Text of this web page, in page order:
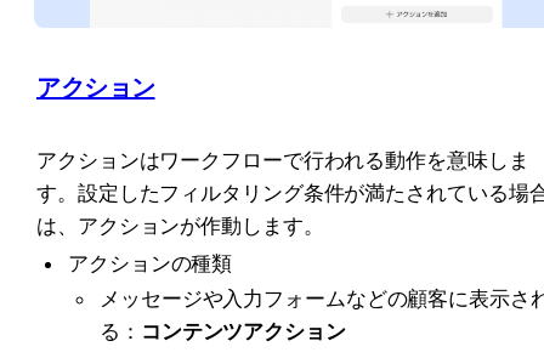
アクション
アクションはワークフローで行われる動作を意味しま
す。設定したフィルタリング条件が満たされている場
は、アクションが作動します。
アクションの種類
メッセージや入力フォームなどの顧客に表示さ
る： コンテンツアクション